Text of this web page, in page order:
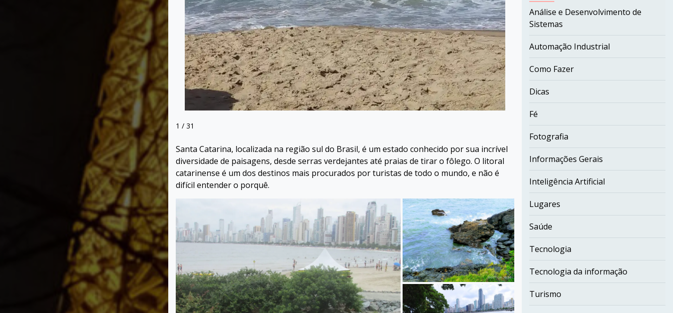
1 / 31
Santa Catarina, localizada na região sul do Brasil, é um estado conhecido por sua incrível
diversidade de paisagens, desde serras verdejantes até praias de tirar o fôlego. O litoral
catarinense é um dos destinos mais procurados por turistas de todo o mundo, e não é
difícil entender o porquê.
Análise e Desenvolvimento de
Sistemas
Automação Industrial
Como Fazer
Dicas
Fé
Fotografia
Informações Gerais
Inteligência Artificial
Lugares
Saúde
Tecnologia
Tecnologia da informação
Turismo